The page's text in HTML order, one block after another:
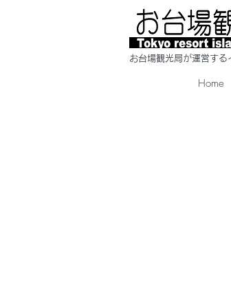
お台場観光局が運営する
Home